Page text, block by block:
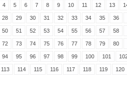
4 5 6 7 8 9 10 11 12 13
28 29 30 31 32 33 34 35 36
50 51 52 53 54 55 56 57 58
72 73 74 75 76 77 78 79 80
94 95 96 97 98 99 100 101
113 114 115 116 117 118 119 120